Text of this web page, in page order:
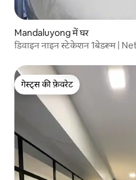
Mandaluyong में घर
डिवाइन नाइन स्टेकेशन 1बेडरूम |
गेस्ट्स की फ़ेवरेट
गेस्ट्स की फ़ेवरेट